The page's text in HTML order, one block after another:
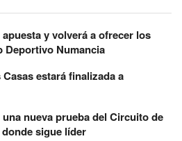
y volverá a ofrecer los
Deportivo Numancia
estará finalizada a
nueva prueba del Circuito de
sigue líder